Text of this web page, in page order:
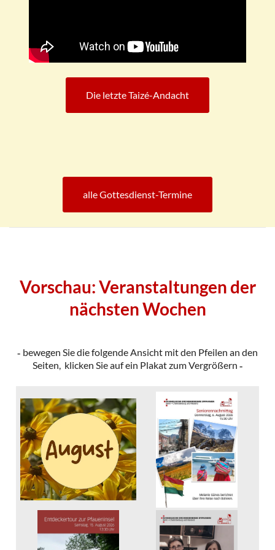
Die letzte Taizé-Andacht
alle Gottesdienst-Termine
Vorschau: Veranstaltungen der
nächsten Wochen
- bewegen Sie die folgende Ansicht mit den Pfeilen an den
Seiten, klicken Sie auf ein Plakat zum Vergrößern -